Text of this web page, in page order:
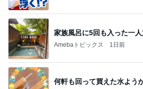
家族風呂に5回も入った一
Amebaトピックス 1日前
何軒も回って買えた水よう